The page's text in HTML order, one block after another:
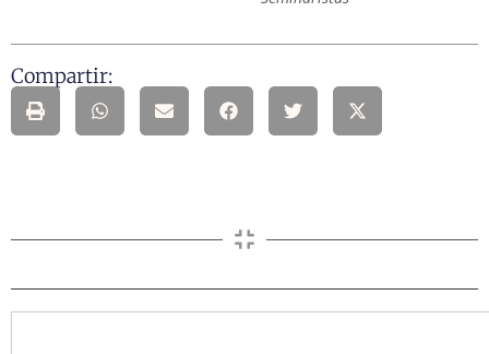
Compartir: